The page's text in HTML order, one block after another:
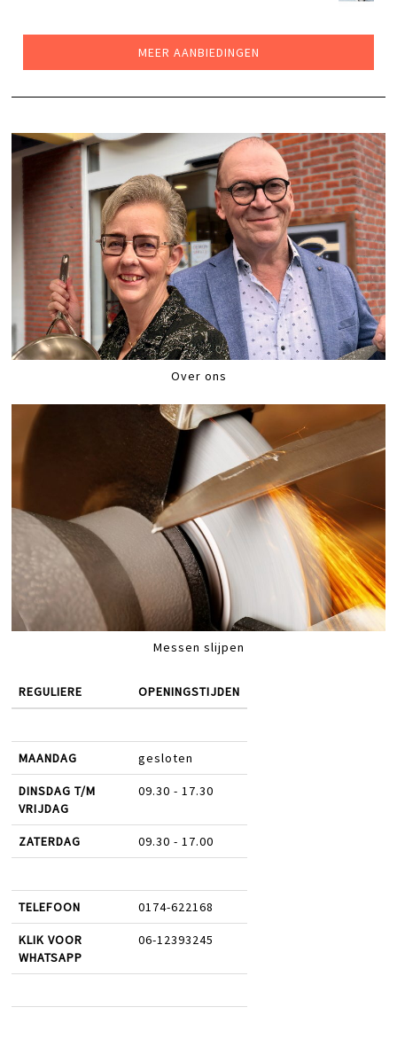
MEER AANBIEDINGEN
Over ons
Messen slijpen
REGULIERE OPENINGSTIJDEN
MAANDAG gesloten
DINSDAG T/M
VRIJDAG
09.30 - 17.30
ZATERDAG 09.30 - 17.00
TELEFOON 0174-622168
KLIK VOOR
WHATSAPP
06-12393245